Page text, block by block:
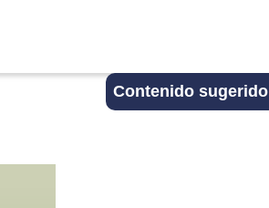
Contenido sugerido